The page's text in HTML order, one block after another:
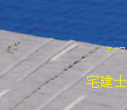
アラ
宅建